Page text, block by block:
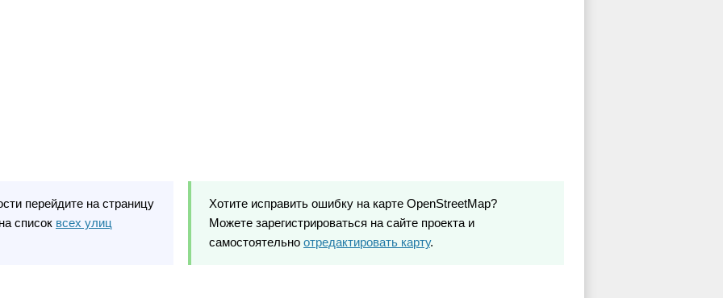
перейдите на страницу
список всех улиц
Хотите исправить ошибку на карте OpenStreetMap?
Можете зарегистрироваться на сайте проекта и
самостоятельно отредактировать карту.